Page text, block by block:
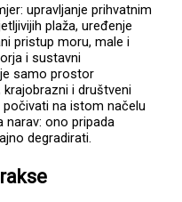
upravljanje prihvatnim
plaža, uređenje
pristup moru, male i
i sustavni
samo prostor
i društveni
na istom načelu
narav: ono pripada
degradirati.